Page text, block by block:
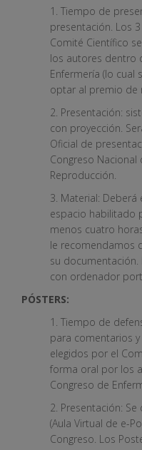
1. Tiempo de
presentación. Los
Comité Científico
los autores dentro
Enfermería (lo cual
optar al premio de
2. Presentación:
con proyección.
Oficial de
Congreso Nacional
Reproducción.
3. Material:
espacio habilitado
menos cuatro
le recomendamos
su
con ordenador
PÓSTERS:
1. Tiempo de
para comentarios
elegidos por el
forma oral por los
Congreso de
2. Presentación:
(Aula Virtual de e-
Congreso. Los